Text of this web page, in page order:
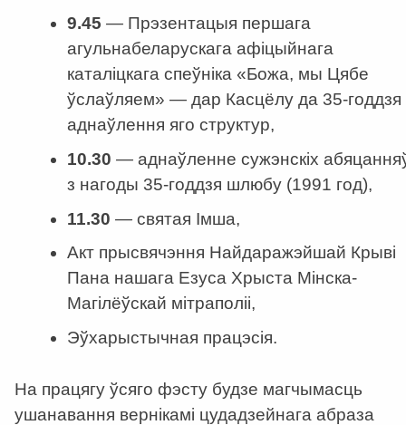
9.45 —Прэзентацыя першага
агульнабеларускага афіцыйнага
каталіцкага спеўніка «Божа, мы Цябе
ўслаўляем» — дар Касцёлу да 35-годдзя
аднаўлення яго структур,
10.30 —аднаўленне сужэнскіх
з нагоды 35-годдзя шлюбу (1991 год),
11.30 —святая Імша,
Акт прысвячэння Найдаражэйшай Крыві
Пана нашага Езуса Хрыста Мінска-
Магілёўскай мітраполіі,
Эўхарыстычная працэсія.
На працягу ўсяго фэсту будзе магчымасць
ушанавання вернікамі цудадзейнага абраза